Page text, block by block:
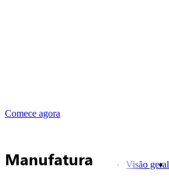
Comece agora
Manufatura Visão geral